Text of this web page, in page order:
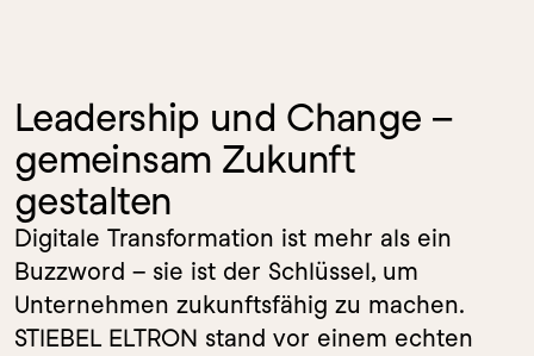
Leadership und Change –
gemeinsam Zukunft
gestalten
Digitale Transformation ist mehr als ein
Buzzword – sie ist der Schlüssel, um
Unternehmen zukunftsfähig zu machen.
STIEBEL ELTRON stand vor einem echten